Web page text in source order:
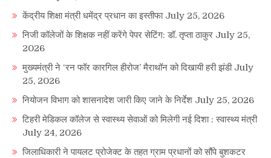
केंद्रीय शिक्षा मंत्री धमेंद्र प्रधान का इस्तीफा July 25, 2026
निजी कॉलेजों के शिक्षक नहीं करेंगे पेपर सेटिंग: डॉ. तृप्ता ठाकुर July 25,
2026
मुख्यमंत्री ने ‘रन फॉर कारगिल हीरोज’ मैराथॉन को दिखायी हरी झंडी July
25, 2026
नियोजन विभाग को शासनादेश जारी किए जाने के निर्देश July 25, 2026
टिहरी मेडिकल कॉलेज से स्वास्थ्य सेवाओं को मिलेगी नई दिशा : स्वास्थ्य मंत्री
July 24, 2026
जिलाधिकारी ने पायलट प्रोजेक्ट के तहत ग्राम प्रधानों को सौंपे बुशकटर